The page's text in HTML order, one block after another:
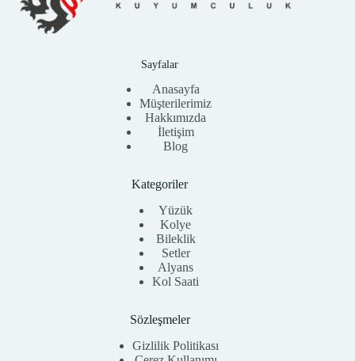
Sayfalar
Anasayfa
Müşterilerimiz
Hakkımızda
İletişim
Blog
Kategoriler
Yüzük
Kolye
Bileklik
Setler
Alyans
Kol Saati
Sözleşmeler
Gizlilik Politikası